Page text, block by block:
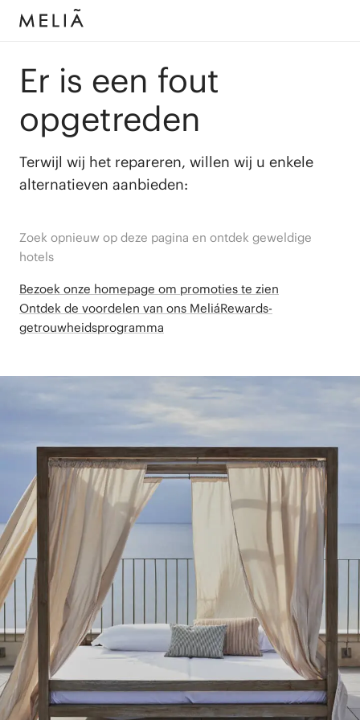
Er is een fout
opgetreden
Terwijl wij het repareren, willen wij u enkele
alternatieven aanbieden:
Zoek opnieuw op deze pagina en ontdek geweldige
hotels
Bezoek onze homepage om promoties te zien
Ontdek de voordelen van ons MeliáRewards-
getrouwheidsprogramma